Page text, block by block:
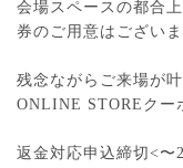
会場スペースの都合
券のご用意はございま
残念ながらご来場が
ONLINE STORE クー
返金対応申込締切 <〜